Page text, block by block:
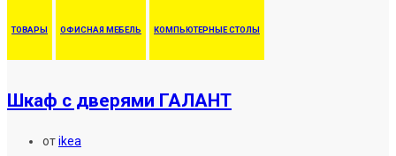
ТОВАРЫ ОФИСНАЯ МЕБЕЛЬ КОМПЬЮТЕРНЫЕ СТОЛЫ
Шкаф с дверями ГАЛАНТ
отikea